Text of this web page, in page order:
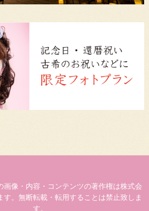
画像・内容・コンテンツの著作権は株式会
す。無断転載・転用することは禁止致しま
す。